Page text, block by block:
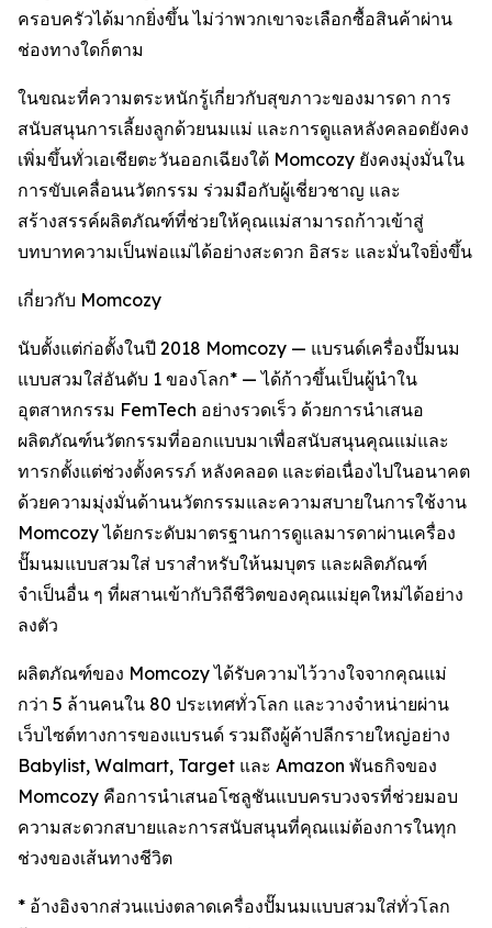
ครอบครัวได้มากยิ่งขึ้น ไม่ว่าพวกเขาจะเลือกซื้อสินค้าผ่าน
ช่องทางใดก็ตาม
ในขณะที่ความตระหนักรู้เกี่ยวกับสุขภาวะของมารดา การ
สนับสนุนการเลี้ยงลูกด้วยนมแม่ และการดูแลหลังคลอดยังคง
เพิ่มขึ้นทั่วเอเชียตะวันออกเฉียงใต้ Momcozy ยังคงมุ่งมั่นใน
การขับเคลื่อนนวัตกรรม ร่วมมือกับผู้เชี่ยวชาญ และ
สร้างสรรค์ผลิตภัณฑ์ที่ช่วยให้คุณแม่สามารถก้าวเข้าสู่
บทบาทความเป็นพ่อแม่ได้อย่างสะดวก อิสระ และมั่นใจยิ่งขึ้น
เกี่ยวกับ Momcozy
นับตั้งแต่ก่อตั้งในปี 2018 Momcozy — แบรนด์เครื่องปั๊มนม
แบบสวมใส่อันดับ 1 ของโลก* — ได้ก้าวขึ้นเป็นผู้นำใน
อุตสาหกรรม FemTech อย่างรวดเร็ว ด้วยการนำเสนอ
ผลิตภัณฑ์นวัตกรรมที่ออกแบบมาเพื่อสนับสนุนคุณแม่และ
ทารกตั้งแต่ช่วงตั้งครรภ์ หลังคลอด และต่อเนื่องไปในอนาคต
ด้วยความมุ่งมั่นด้านนวัตกรรมและความสบายในการใช้งาน
Momcozy ได้ยกระดับมาตรฐานการดูแลมารดาผ่านเครื่อง
ปั๊มนมแบบสวมใส่ บราสำหรับให้นมบุตร และผลิตภัณฑ์
จำเป็นอื่น ๆ ที่ผสานเข้ากับวิถีชีวิตของคุณแม่ยุคใหม่ได้อย่าง
ลงตัว
ผลิตภัณฑ์ของ Momcozy ได้รับความไว้วางใจจากคุณแม่
กว่า 5 ล้านคนใน 80 ประเทศทั่วโลก และวางจำหน่ายผ่าน
เว็บไซต์ทางการของแบรนด์ รวมถึงผู้ค้าปลีกรายใหญ่อย่าง
Babylist, Walmart, Target และ Amazon พันธกิจของ
Momcozy คือการนำเสนอโซลูชันแบบครบวงจรที่ช่วยมอบ
ความสะดวกสบายและการสนับสนุนที่คุณแม่ต้องการในทุก
ช่วงของเส้นทางชีวิต
* อ้างอิงจากส่วนแบ่งตลาดเครื่องปั๊มนมแบบสวมใส่ทั่วโลก